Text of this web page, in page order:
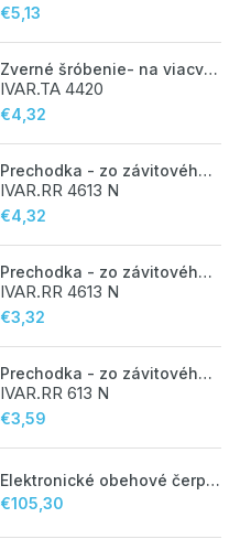
€5,13
Zverné šróbenie- na viacvrstvové potrubie ALPEX - 14x2 ALU-EK
IVAR.TA 4420
€4,32
Prechodka - zo závitového potrubia na zverné šróbenie - 3/4"FxEK; nikel
IVAR.RR 4613 N
€4,32
Prechodka - zo závitového potrubia na zverné šróbenie - 1/2"FxEK; nikel
IVAR.RR 4613 N
€3,32
Prechodka - zo závitového potrubia na zverné šróbenie - 1/2"FxM24;
IVAR.RR 613 N
€3,59
Elektronické obehové čerpadlo NOVA 25-60/130 úsporné na kúrenie
€105,30